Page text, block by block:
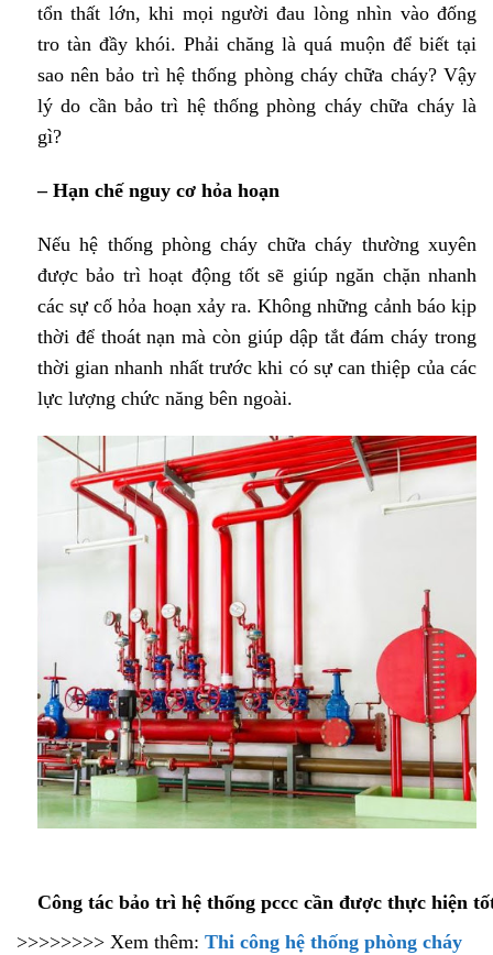
tổn thất lớn, khi mọi người đau lòng nhìn vào đống
tro tàn đầy khói. Phải chăng là quá muộn để biết tại
sao nên bảo trì hệ thống phòng cháy chữa cháy? Vậy
lý do cần bảo trì hệ thống phòng cháy chữa cháy là
gì?
– Hạn chế nguy cơ hỏa hoạn
Nếu hệ thống phòng cháy chữa cháy thường xuyên
được bảo trì hoạt động tốt sẽ giúp ngăn chặn nhanh
các sự cố hỏa hoạn xảy ra. Không những cảnh báo kịp
thời để thoát nạn mà còn giúp dập tắt đám cháy trong
thời gian nhanh nhất trước khi có sự can thiệp của các
lực lượng chức năng bên ngoài.
Công tác bảo trì hệ thống pccc cần được thực hiện
>>>>>>>> Xem thêm: Thi công hệ thống phòng cháy